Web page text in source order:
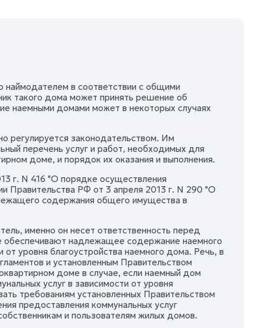
в соответствии с общими
такого дома может принять решение об
наемными домами может в некоторых случаях
регулируется законодательством. Им
перечень услуг и работ, необходимых для
доме, и порядок их оказания и выполнения.
г. N 416 "О порядке осуществления
Правительства РФ от 3 апреля 2013 г. N 290 "О
содержания общего имущества в
именно он несет ответственность перед
обеспечивают надлежащее содержание наемного
уровня благоустройства наемного дома. Речь, в
и установленным Правительством
доме в случае, если наемный дом
услуг в зависимости от уровня
требованиям установленных Правительством
предоставления коммунальных услуг
и пользователям жилых домов.